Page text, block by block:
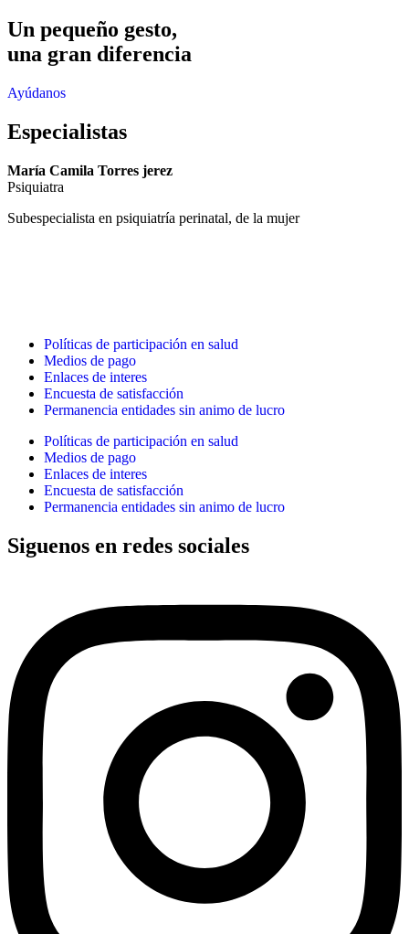
Un pequeño gesto,
una gran diferencia
Ayúdanos
Especialistas
María Camila Torres jerez
Psiquiatra
Subespecialista en psiquiatría perinatal, de la mujer
Políticas de participación en salud
Medios de pago
Enlaces de interes
Encuesta de satisfacción
Permanencia entidades sin animo de lucro
Políticas de participación en salud
Medios de pago
Enlaces de interes
Encuesta de satisfacción
Permanencia entidades sin animo de lucro
Siguenos en redes sociales